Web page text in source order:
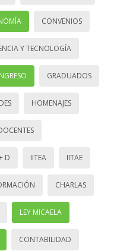
CONVENIOS
Y TECNOLOGÍA
GRADUADOS
HOMENAJES
D IITEA IITAE
CHARLAS
LEY MICAELA
CONTABILIDAD